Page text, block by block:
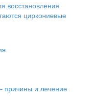
восстановления
циркониевые
причины и лечение